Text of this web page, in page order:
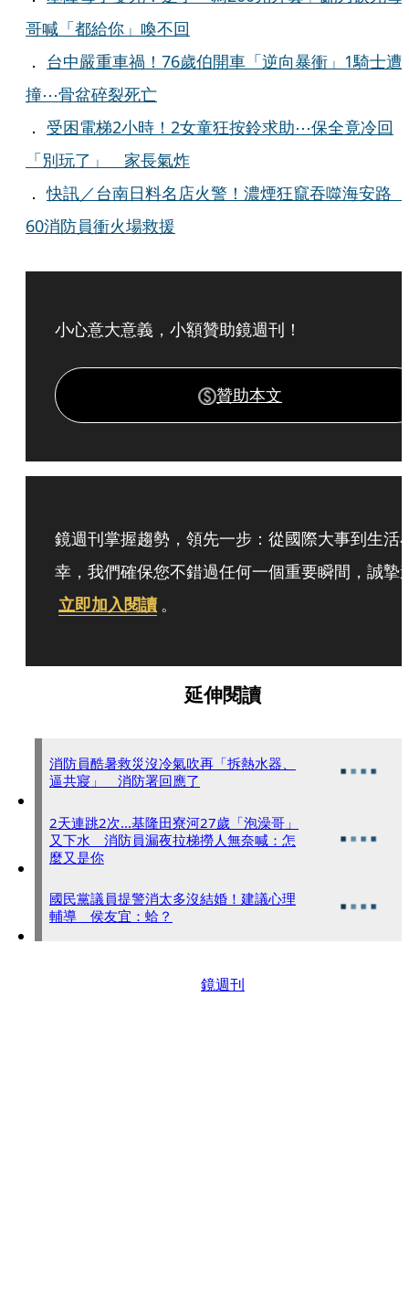
哥喊「都給你」喚不回
． 台中嚴重車禍！76歲伯開車「逆向暴衝」1騎士遭
撞⋯骨盆碎裂死亡
． 受困電梯2小時！2女童狂按鈴求助⋯保全竟冷回
「別玩了」 家長氣炸
．快訊／台南日料名店火警！濃煙狂竄吞噬海安路
60消防員衝火場救援
小心意大意義，小額贊助鏡週刊！
贊助本文
鏡週刊掌握趨勢，領先一步：從國際大事到生活
幸，我們確保您不錯過任何一個重要瞬間，誠摯
立即加入閱讀 。
延伸閱讀
消防員酷暑救災沒冷氣吹再「拆熱水器、
逼共寢」 消防署回應了
2天連跳2次...基隆田寮河27歲「泡澡哥」
又下水 消防員漏夜拉梯撈人無奈喊：怎
麼又是你
國民黨議員提警消太多沒結婚！建議心理
輔導 侯友宜：蛤？
鏡週刊